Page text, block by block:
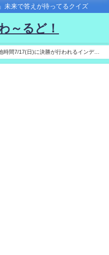
未来で答えが待ってるクイズ
～るど！
時間7/17(日)に決勝が行われるインディ
ント。日本人レーサー、佐藤琢磨の順